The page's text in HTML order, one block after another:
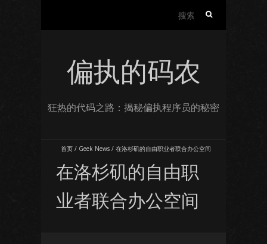
偏执的码农
狂热的代码之路：揭秘偏执程序员的秘密
首页 / Geek News / 在洛杉矶的自由职业者联合办公空间
在洛杉矶的自由职
业者联合办公空间